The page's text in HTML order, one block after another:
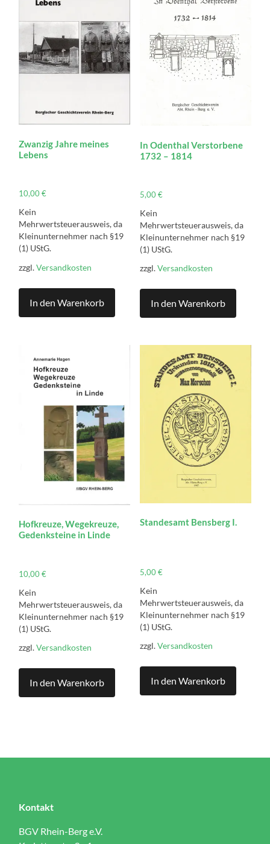
Zwanzig Jahre meines
Lebens
10,00€
Kein
Mehrwertsteuerausweis, da
Kleinunternehmer nach §19
(1) UStG.
zzgl.Versandkosten
In den Warenkorb
In Odenthal Verstorbene
1732 – 1814
5,00€
Kein
Mehrwertsteuerausweis, da
Kleinunternehmer nach §19
(1) UStG.
zzgl.Versandkosten
In den Warenkorb
Hofkreuze, Wegekreuze,
Gedenksteine in Linde
10,00€
Kein
Mehrwertsteuerausweis, da
Kleinunternehmer nach §19
(1) UStG.
zzgl.Versandkosten
In den Warenkorb
Standesamt Bensberg I.
5,00€
Kein
Mehrwertsteuerausweis, da
Kleinunternehmer nach §19
(1) UStG.
zzgl.Versandkosten
In den Warenkorb
Kontakt
BGV Rhein-Berg e.V.